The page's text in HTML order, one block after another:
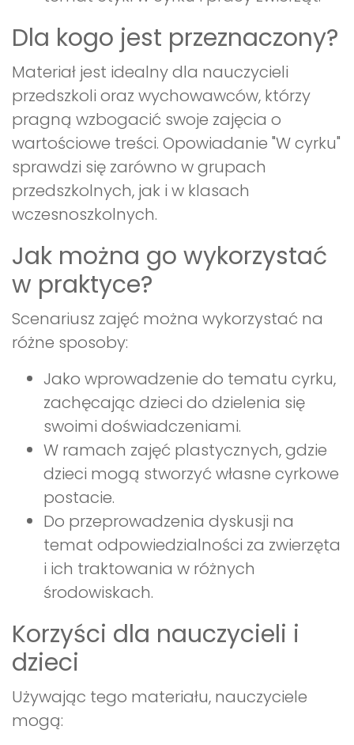
Dla kogo jest przeznaczony?
Materiał jest idealny dla nauczycieli
przedszkoli oraz wychowawców, którzy
pragną wzbogacić swoje zajęcia o
wartościowe treści. Opowiadanie "W cyrku"
sprawdzi się zarówno w grupach
przedszkolnych, jak i w klasach
wczesnoszkolnych.
Jak można go wykorzystać
w praktyce?
Scenariusz zajęć można wykorzystać na
różne sposoby:
Jako wprowadzenie do tematu cyrku,
zachęcając dzieci do dzielenia się
swoimi doświadczeniami.
W ramach zajęć plastycznych, gdzie
dzieci mogą stworzyć własne cyrkowe
postacie.
Do przeprowadzenia dyskusji na
temat odpowiedzialności za zwierzęta
i ich traktowania w różnych
środowiskach.
Korzyści dla nauczycieli i
dzieci
Używając tego materiału, nauczyciele
mogą: